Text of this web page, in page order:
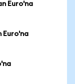
Euro'na
Euro'na